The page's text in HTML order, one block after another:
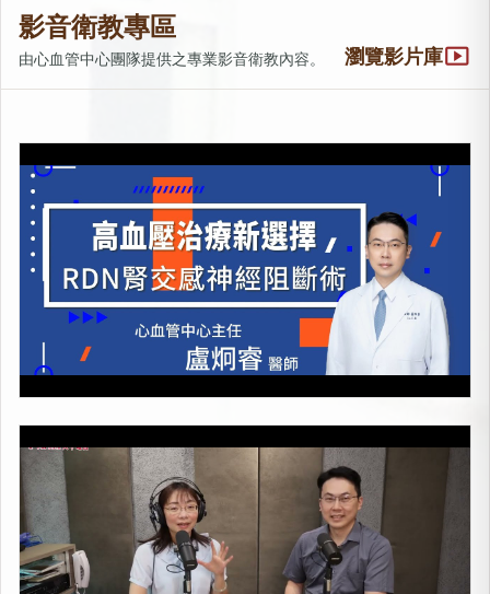
影音衛教專區
由心血管中心團隊提供之專業影音衛教內容。 瀏覽影片庫smart_display
上架時間：2026-01-23
上架時間：2025-05-28